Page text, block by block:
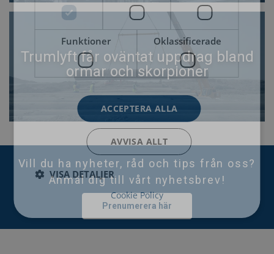
Trumlyft får oväntat uppdrag bland
ormar och skorpioner
Vill du ha nyheter, råd och tips från oss?
Anmäl dig till vårt nyhetsbrev!
Prenumerera här
Funktioner Oklassificerade
ACCEPTERA ALLA
AVVISA ALLT
VISA DETALJER
Cookie Policy